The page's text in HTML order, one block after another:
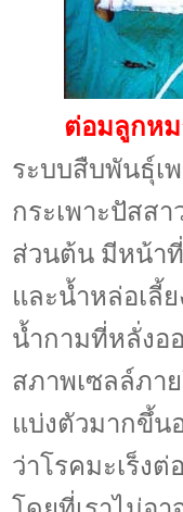
ต่อมลูกห
ระบบสืบพันธุ์เ
กระเพาะปัสส
ส่วนต้น มีหน้า
และน้ำหล่อเลี้
น้ำกามที่หลั่งอ
สภาพเซลล์ภา
แบ่งตัวมากขึ้
ว่าโรคมะเร็ง